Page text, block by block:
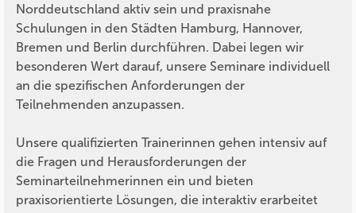
Norddeutschland aktiv sein und praxisnahe
Schulungen in den Städten Hamburg, Hannover,
Bremen und Berlin durchführen. Dabei legen wir
besonderen Wert darauf, unsere Seminare individuell
an die spezifischen Anforderungen der
Teilnehmenden anzupassen.
Unsere qualifizierten Trainerinnen gehen intensiv auf
die Fragen und Herausforderungen der
Seminarteilnehmerinnen ein und bieten
praxisorientierte Lösungen, die interaktiv erarbeitet